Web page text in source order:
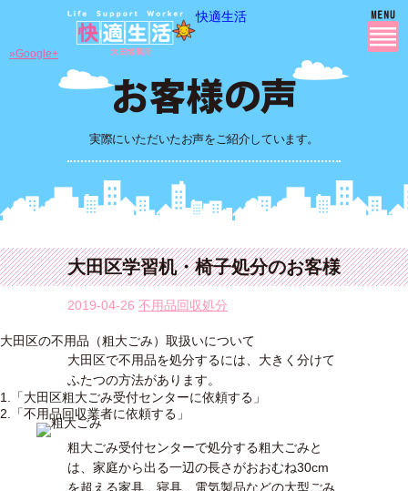
快適生活
実際にいただいたお声をご紹介しています。
»Google+
大田区学習机・椅子処分のお客様
2019-04-26 不用品回収処分
大田区の不用品（粗大ごみ）取扱いについて
大田区で不用品を処分するには、大きく分けて
ふたつの方法があります。
1.「大田区粗大ごみ受付センターに依頼する」
2.「不用品回収業者に依頼する」
粗大ごみ受付センターで処分する粗大ごみと
は、家庭から出る一辺の長さがおおむね30cm
を超える家具、寝具、電気製品などの大型ごみ